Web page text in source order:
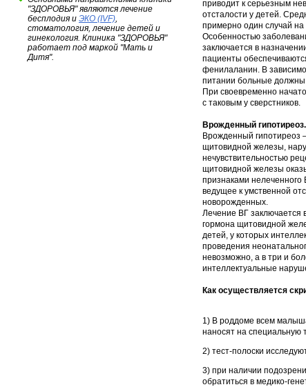
"ЗДОРОВЬЯ" являются лечение
бесплодия и ЭКО (IVF),
стоматология, лечение детей и
гинекология. Клиника "ЗДОРОВЬЯ"
работает под маркой "Мать и
Дитя".
приводит к серьезным
отсталости у детей.
примерно один случай
Особенностью
заключается в
пациенты
фенилаланин. В
питании больные должны
При своевременно
с таковым у сверстников.
Врожденный гипотиреоз.
Врожденный гипотиреоз
щитовидной железы,
нечувствительностью
щитовидной железы
признаками нелеченного
ведущее к умственной
новорожденных.
Лечение ВГ заключается
гормона щитовидной
детей, у которых
проведения
невозможно, а в три и
интеллектуальные
Как осуществляется
1) В роддоме всем
наносят на специальную
2) тест-полоски
3) при наличии
обратиться в медико-